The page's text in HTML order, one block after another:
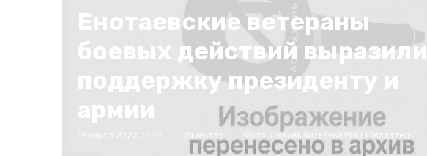
Енотаевские ветераны
боевых действий выразили
поддержку президенту и
армии
Общество Фото: Любовь Киселёва МИПП "Издатель"